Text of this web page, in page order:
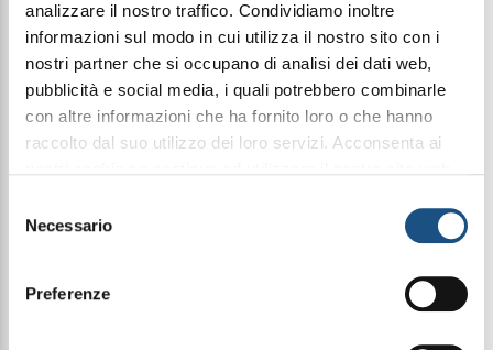
analizzare il nostro traffico. Condividiamo inoltre
informazioni sul modo in cui utilizza il nostro sito con i
nostri partner che si occupano di analisi dei dati web,
pubblicità e social media, i quali potrebbero combinarle
con altre informazioni che ha fornito loro o che hanno
raccolto dal suo utilizzo dei loro servizi. Acconsenta ai
delNecessario
Preferenze
Codice: MNBND02
Prezzo di listino:
€ 80,95 € 71,99
Facebook
Cosmetica